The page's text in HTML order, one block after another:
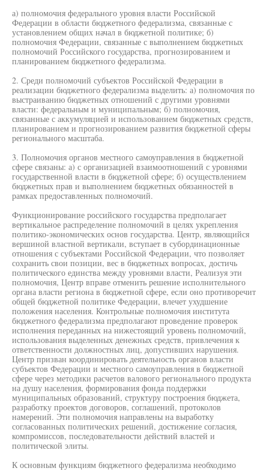
а) полномочия федерального уровня власти Российской
Федерации в области бюджетного федерализма, связанные с
установлением общих начал в бюджетной политике; б)
полномочия Федерации, связанные с выполнением бюджетных
полномочий Российского государства, прогнозированием и
планированием бюджетного федерализма.
2. Среди полномочий субъектов Российской Федерации в
реализации бюджетного федерализма выделить: а) полномочия по
выстраиванию бюджетных отношений с другими уровнями
власти: федеральным и муниципальным; б) полномочия,
связанные с аккумуляцией и использованием бюджетных средств,
планированием и прогнозированием развития бюджетной сферы
регионального масштаба.
3. Полномочия органов местного самоуправления в бюджетной
сфере связаны: а) с организацией взаимоотношений с уровнями
государственной власти в бюджетной сфере; б) осуществлением
бюджетных прав и выполнением бюджетных обязанностей в
рамках предоставленных полномочий.
Функционирование российского государства предполагает
вертикальное распределение полномочий в целях укрепления
политико-экономических основ государства. Центр, являющийся
вершиной властной вертикали, вступает в субординационные
отношения с субъектами Российской Федерации, что позволяет
сохранить свои позиции, вес в бюджетных вопросах, достичь
политического единства между уровнями власти, Реализуя эти
полномочия, Центр вправе отменить решение исполнительного
органа власти региона в бюджетной сфере, если оно противоречит
общей бюджетной политике Федерации, влечет ухудшение
положения населения. Контрольные полномочия института
бюджетного федерализма предполагают проведение проверок
исполнения переданных на нижестоящий уровень полномочий,
использования выделенных денежных средств, привлечения к
ответственности должностных лиц, допустивших нарушения.
Центр призван координировать деятельность органов власти
субъектов Федерации и местного самоуправления в бюджетной
сфере через методики расчетов валового регионального продукта
на душу населения, формирования фонда поддержки
муниципальных образований, структуру построения бюджета,
разработку проектов договоров, соглашений, протоколов
намерений. Эти полномочия направлены на выработку
согласованных политических решений, достижение согласия,
компромиссов, последовательности действий властей и
политической элиты.
К основным функциям бюджетного федерализма необходимо